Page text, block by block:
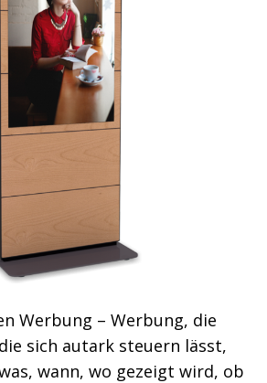
Werbung – Werbung, die
sich autark steuern lässt,
wann, wo gezeigt wird, ob